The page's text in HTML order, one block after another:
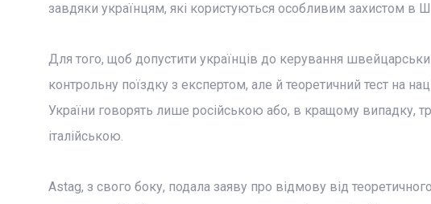
завдяки українцям, які користуються особливим захистом в
Для того, щоб допустити українців до керування
контрольну поїздку з експертом, але й теоретичний тест на
України говорять лише російською або, в кращому випадку,
італійською.
Astag, з свого боку, подала заяву про відмову від